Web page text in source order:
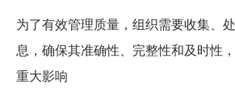
为了有效管理质量，组织需要收集、
息，确保其准确性、完整性和及时性
重大影响